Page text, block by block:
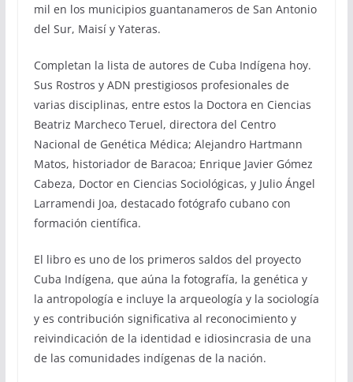
mil en los municipios guantanameros de San Antonio
del Sur, Maisí y Yateras.
Completan la lista de autores de Cuba Indígena hoy.
Sus Rostros y ADN prestigiosos profesionales de
varias disciplinas, entre estos la Doctora en Ciencias
Beatriz Marcheco Teruel, directora del Centro
Nacional de Genética Médica; Alejandro Hartmann
Matos, historiador de Baracoa; Enrique Javier Gómez
Cabeza, Doctor en Ciencias Sociológicas, y Julio Ángel
Larramendi Joa, destacado fotógrafo cubano con
formación científica.
El libro es uno de los primeros saldos del proyecto
Cuba Indígena, que aúna la fotografía, la genética y
la antropología e incluye la arqueología y la sociología
y es contribución significativa al reconocimiento y
reivindicación de la identidad e idiosincrasia de una
de las comunidades indígenas de la nación.